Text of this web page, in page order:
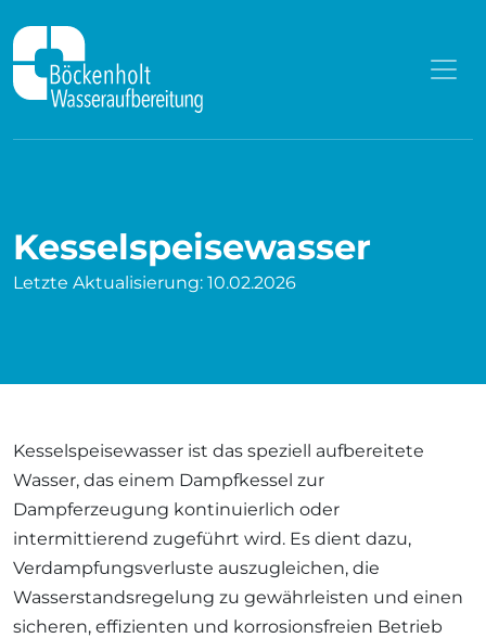
Kesselspeisewasser
Letzte Aktualisierung: 10.02.2026
Kesselspeisewasser ist das speziell aufbereitete
Wasser, das einem Dampfkessel zur
Dampferzeugung kontinuierlich oder
intermittierend zugeführt wird. Es dient dazu,
Verdampfungsverluste auszugleichen, die
Wasserstandsregelung zu gewährleisten und einen
sicheren, effizienten und korrosionsfreien Betrieb